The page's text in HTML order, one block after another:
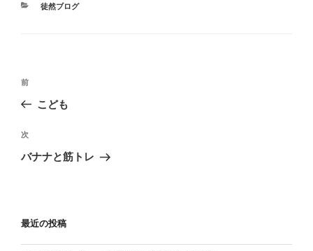
カ
徒然ブログ
投
ビ
ゲ
ン
前
の
稿
前
こども
次
の
次
バナナと筋トレ
最近の投稿